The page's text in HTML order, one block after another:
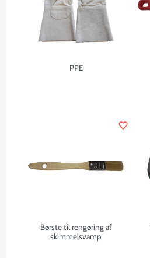
PPE
Børste til rengøring af
skimmelsvamp
favorite_border